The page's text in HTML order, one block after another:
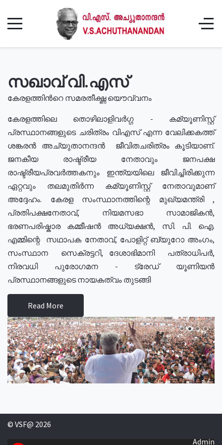
സഖാവ് വി.എസ്
കേരളത്തിൻറെ സമരതീക്ഷ്ണ യൌവ്വനം
കേരളത്തിലെ തൊഴിലാളിവർഗ്ഗ - കമ്യൂണിസ്റ്റ്
പ്രസ്ഥാനങ്ങളുടെ ചരിത്രം വിഎസ് എന്ന വേലിക്കകത്ത്
ശങ്കരൻ അച്യുതാനന്ദൻ ജീവിതചരിത്രം കൂടിയാണ്.
ജനകീയ രാഷ്ട്രീയ നേതാവും ജനപക്ഷ
രാഷ്ട്രീയപ്രവർത്തകനും ഇന്ത്യയിലെ ജീവിച്ചിരിക്കുന്ന
ഏറ്റവും തലമുതിർന്ന കമ്യൂണിസ്റ്റ് നേതാവുമാണ്
അദ്ദേഹം. കേരള സംസ്ഥാനത്തിന്റെ മുഖ്യമന്ത്രി ,
പ്രതിപക്ഷനേതാവ്, നിയമസഭാ സാമാജികൻ,
ഭരണപരിഷ്കാര കമ്മീഷൻ അധ്യക്ഷൻ, സി. പി. ഐ.
എമ്മിന്റെ സഥാപക നേതാവ്, പോളിറ്റ് ബ്യുറോ അംഗം,
സംസ്ഥാന സെക്രട്ടറി, ദേശാഭിമാനി പത്രാധിപർ,
നിരവധി പുരോഗമന - ട്രേഡ് യൂണിയൻ
പ്രസ്ഥാനങ്ങളുടെ നായകത്വം തുടങ്ങി
Read More
© VSF@ 2026
Admin